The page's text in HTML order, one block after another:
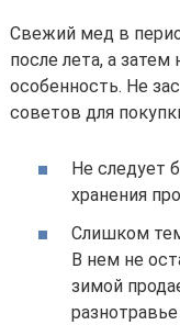
Свежий мед в
после лета, а затем
особенность. Не
советов для
Не следует
хранения
Слишком
В нем не
зимой